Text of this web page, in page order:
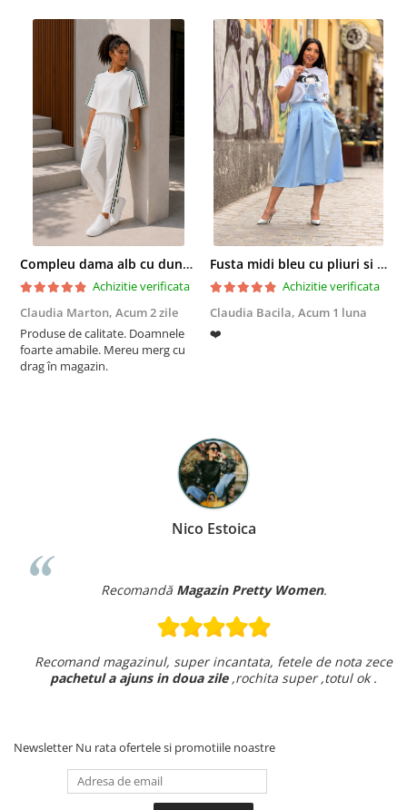
Compleu dama alb cu dungi laterale in nuante de verde si negru
Achizitie verificata
Claudia Marton, Acum 2 zile
Produse de calitate. Doamnele
foarte amabile. Mereu merg cu
drag în magazin.
Fusta midi bleu cu pliuri si buzunare
Achizitie verificata
Claudia Bacila, Acum 1 luna
❤️
Nico Estoica
RecomandăMagazin Pretty Women.
Recomand magazinul, super incantata, fetele de nota zece
pachetul a ajuns in doua zile,rochita super ,totul ok .
Newsletter Nu rata ofertele si promotiile noastre